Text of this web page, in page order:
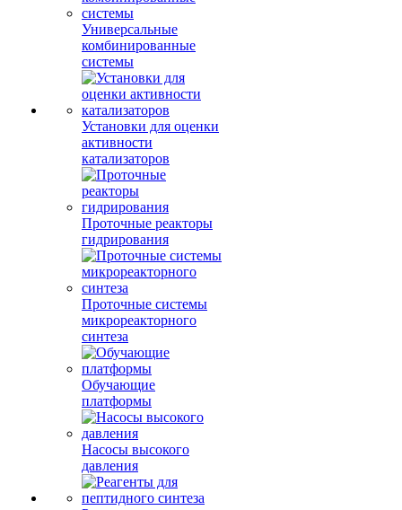
Универсальные
комбинированные
системы
Установки для оценки
активности
катализаторов
Проточные реакторы
гидрирования
Проточные системы
микрореакторного
синтеза
Обучающие
платформы
Насосы высокого
давления